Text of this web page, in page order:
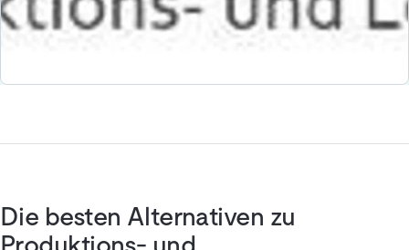
Die besten Alternativen zu